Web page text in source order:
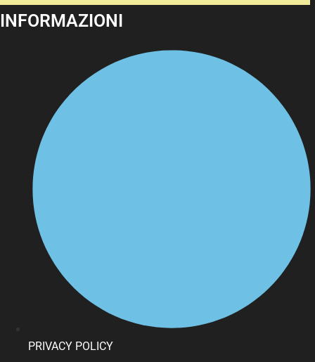
INFORMAZIONI
PRIVACY POLICY